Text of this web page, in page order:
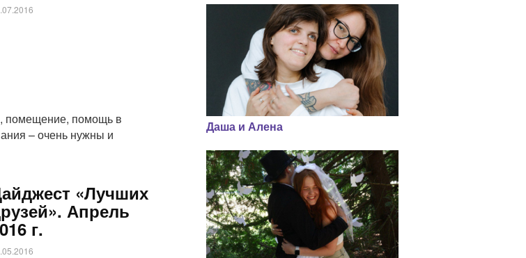
помещение, помощь в
– очень нужны и
«Лучших
Апрель
г.
Даша и Алена